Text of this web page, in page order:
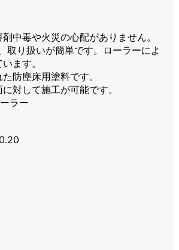
剤中毒や火災の心配がありません。
取り扱いが簡単です。ローラーによ
ます。
防塵床用塗料です。
対して施工が可能です。
ラー